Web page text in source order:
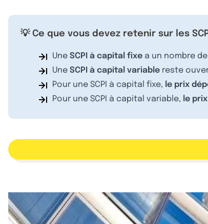
💡 Ce que vous devez retenir sur les
Une SCPI à capital fixe a un nombre
Une SCPI à capital variable reste
Pour une SCPI à capital fixe, le prix
Pour une SCPI à capital variable, le